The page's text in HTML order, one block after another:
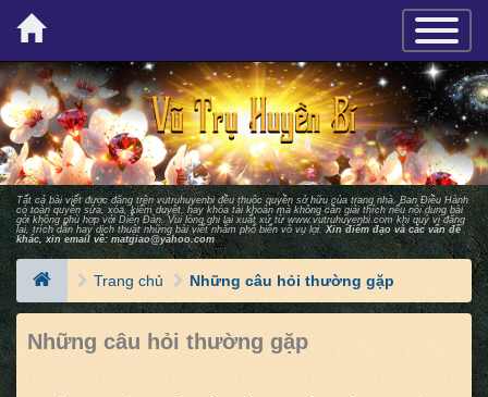
×
Tất cả bài viết được đăng trên vutruhuyenbi đều thuộc quyền sở hữu của trang nhà. Ban Ðiều Hành
có toàn quyền sửa, xóa, kiểm duyệt, hay khóa tài khoản mà không cần giải thích nếu nội dung bài
gởi không phù hợp với Diễn Ðàn. Vui lòng ghi lại xuất xứ từwww.vutruhuyenbi.comkhi quý vị đăng
lại, trích dẫn hay dịch thuật những bài viết nhằm phổ biến vô vụ lợi. Xin điểm đạo và các vấn đề
khác, xin email về: matgiao@yahoo.com
Trang chủ Những câu hỏi thường gặp
Những câu hỏi thường gặp